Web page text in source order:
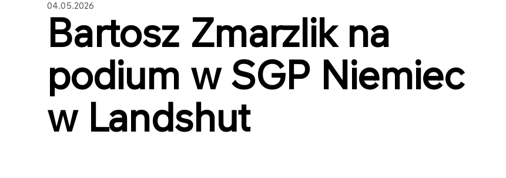
04.05.2026
Bartosz Zmarzlik na
podium w SGP Niemiec
w Landshut